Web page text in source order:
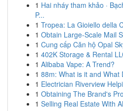
1 Hai nháy tham khảo ·
P...
1 Tropea: La Gioiello della
1 Obtain Large-Scale Mail
1 Cung cấp Căn hộ Opal
1 402K Storage & Rental
1 Alibaba Vape: A Trend?
1 88m: What is it and What
1 Electrician Riverview
1 Obtaining The Brand's
1 Selling Real Estate With